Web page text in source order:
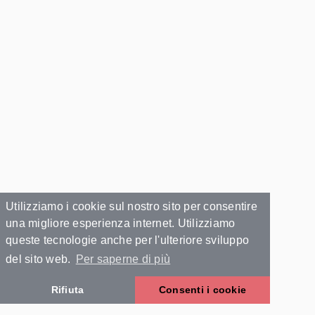
Utilizziamo i cookie sul nostro sito per consentire
una migliore esperienza internet. Utilizziamo
queste tecnologie anche per l'ulteriore sviluppo
del sito web.
Per saperne di più
Rifiuta Consenti i cookie